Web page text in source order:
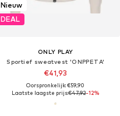
Nieuw
DEAL
ONLY PLAY
Sportief sweatvest 'ONPPETA'
€41,93
Oorspronkelijk: €59,90
Laatste laagste prijs:€47,92-12%